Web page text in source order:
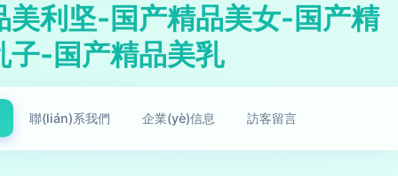
利坚-国产精品美女-国产精
子-国产精品美乳
聯(lián)系我們 企業(yè)信息 訪客留言